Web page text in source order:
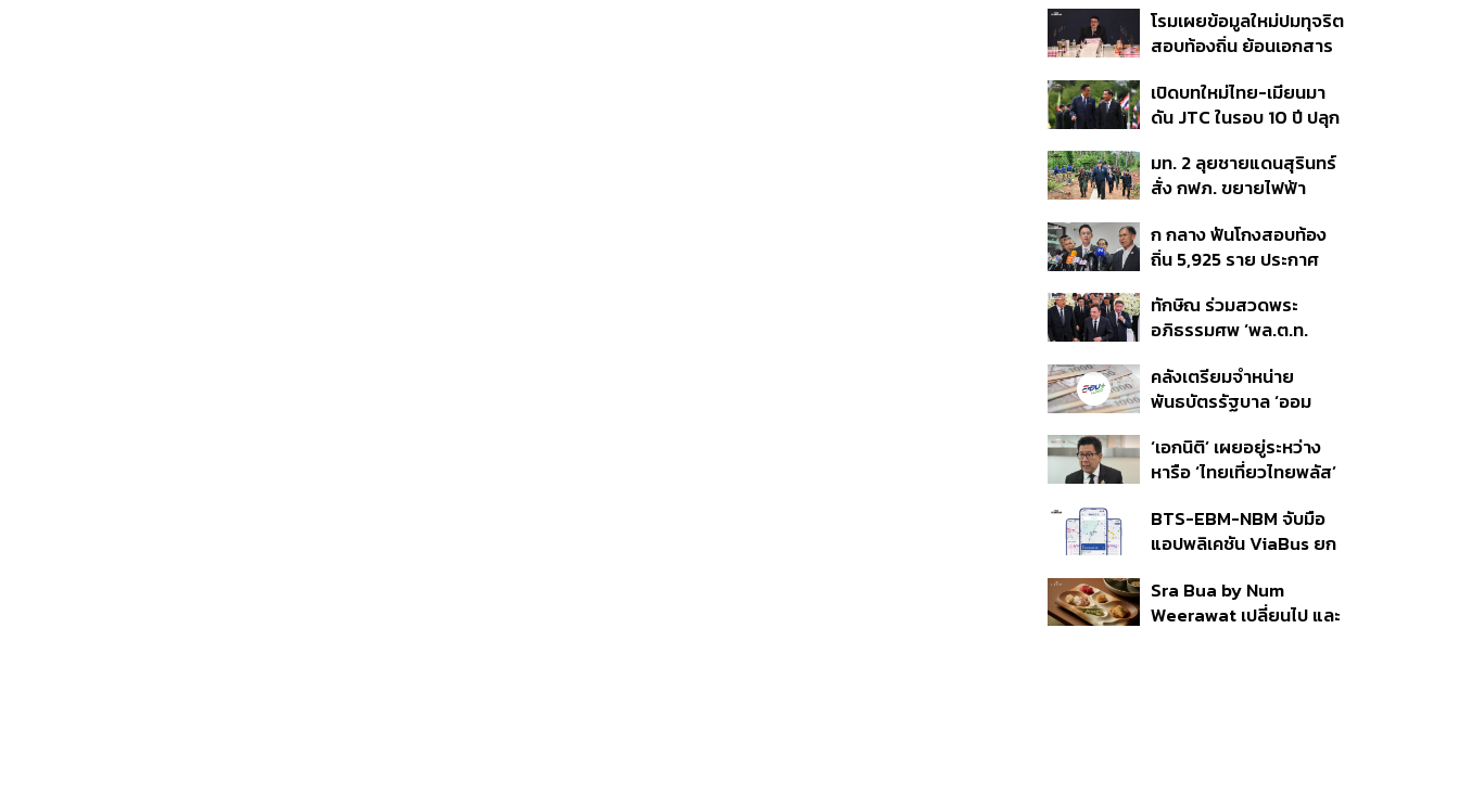
สหรัฐฯ-ญี่ปุ่น Standard
Chartered เปิดเป้าสิ้นปีนี้
ต่อดอลลาร์
โรมเผยข้อมูลใหม่ปมทุจริต
สอบท้องถิ่น ย้อนเอกสาร
อนุทิน จ่อสอบต่อเอี่ยว
ตัดตอน ม.บูรพา หรือไม่
เปิดบทใหม่ไทย-เมียนมา
ดัน JTC ในรอบ 10 ปี ปลุก
ชายแดน ท่าเรือน้ำลึก
ทวาย
มท. 2 ลุยชายแดนสุรินทร์
สั่ง กฟภ. ขยายไฟฟ้า
350’ เสริมความมั่นคง
ชายแดน
ก กลาง ฟันโกงสอบท้อง
ถิ่น 5,925 ราย ประกาศ
ราย รอ ป.ป.ช. ขีดเส้นแล้ว
เสร็จ 31 ส.ค.
ทักษิณ ร่วมสวดพระ
อภิธรรมศพ ‘พล.ต.ท.
สิน’ สิริอายุ 103 ปี แกนนำ
เพื่อไทย-บุคคลหลาก
คลังเตรียมจำหน่าย
พันธบัตรรัฐบาล ‘ออม
ก.ย.นี้ อาจเพิ่มสัดส่วนการ
ขายแบบ Small Lot First
‘เอกนิติ’ เผยอยู่ระหว่าง
หารือ ‘ไทยเที่ยวไทยพลัส’
แสนล้าน มั่นใจงบต่อ ‘ไทย
ช่วยไทย พลัส’ เฟส 2 มี
BTS-EBM-NBM จับมือ
แอปพลิเคชัน ViaBus ยก
รถไฟฟ้า 3 สายแบบเรียล
ไทม์
Sra Bua by Num
Weerawat เปลี่ยนไป และ